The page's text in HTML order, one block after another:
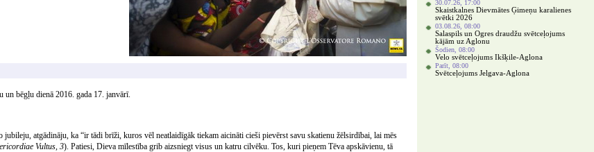
un bēgļu dienā 2016. gada 17. janvārī.
atgādināju, ka “ir tādi brīži, kuros vēl neatlaidīgāk tiekam aicināti cieši pievērst savu skatienu žēlsirdībai, lai mēs
Vultus, 3). Patiesi, Dieva mīlestība grib aizsniegt visus un katru cilvēku. Tos, kuri pieņem Tēva apskāvienu, tā
30.07.26, 17:00
Skaistkalnes Dievmātes Ģimeņu karalienes
svētki 2026
03.08.26, 08:00
Salaspils un Ogres draudžu svētceļojums
kājām uz Aglonu
Šodien, 08:00
Velo svētceļojums Ikšķile-Aglona
Parīt, 08:00
Svētceļojums Jelgava-Aglona